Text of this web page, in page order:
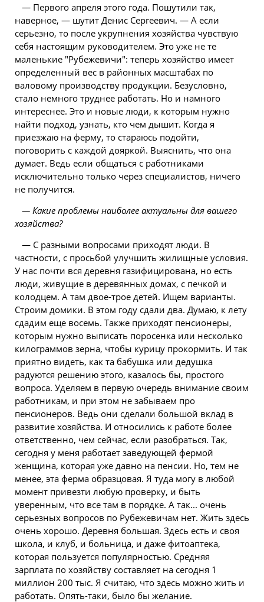
— Первого апреля этого года. Пошутили так,
наверное, — шутит Денис Сергеевич. — А если
серьезно, то после укрупнения хозяйства чувствую
себя настоящим руководителем. Это уже не те
маленькие "Рубежевичи": теперь хозяйство имеет
определенный вес в районных масштабах по
валовому производству продукции. Безусловно,
стало немного труднее работать. Но и намного
интереснее. Это и новые люди, к которым нужно
найти подход, узнать, кто чем дышит. Когда я
приезжаю на ферму, то стараюсь подойти,
поговорить с каждой дояркой. Выяснить, что она
думает. Ведь если общаться с работниками
исключительно только через специалистов, ничего
не получится.
— Какие проблемы наиболее актуальны для вашего
хозяйства?
— С разными вопросами приходят люди. В
частности, с просьбой улучшить жилищные условия.
У нас почти вся деревня газифицирована, но есть
люди, живущие в деревянных домах, с печкой и
колодцем. А там двое-трое детей. Ищем варианты.
Строим домики. В этом году сдали два. Думаю, к лету
сдадим еще восемь. Также приходят пенсионеры,
которым нужно выписать поросенка или несколько
килограммов зерна, чтобы курицу прокормить. И так
приятно видеть, как та бабушка или дедушка
радуются решению этого, казалось бы, простого
вопроса. Уделяем в первую очередь внимание своим
работникам, и при этом не забываем про
пенсионеров. Ведь они сделали большой вклад в
развитие хозяйства. И относились к работе более
ответственно, чем сейчас, если разобраться. Так,
сегодня у меня работает заведующей фермой
женщина, которая уже давно на пенсии. Но, тем не
менее, эта ферма образцовая. Я туда могу в любой
момент привезти любую проверку, и быть
уверенным, что все там в порядке. А так... очень
серьезных вопросов по Рубежевичам нет. Жить здесь
очень хорошо. Деревня большая. Здесь есть и своя
школа, и клуб, и больница, и даже фитоаптека,
которая пользуется популярностью. Средняя
зарплата по хозяйству составляет на сегодня 1
миллион 200 тыс. Я считаю, что здесь можно жить и
работать. Опять-таки, было бы желание.